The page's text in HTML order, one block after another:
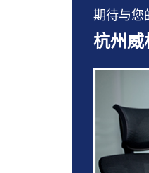
期待与您
杭州威